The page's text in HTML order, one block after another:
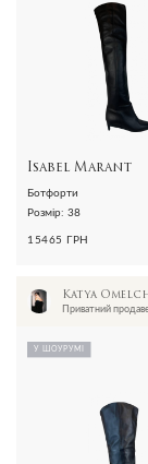
Isabel Marant
Ботфорти
Розмір: 38
15465 ГРН
Katya
Приватний
У ШОУРУМІ